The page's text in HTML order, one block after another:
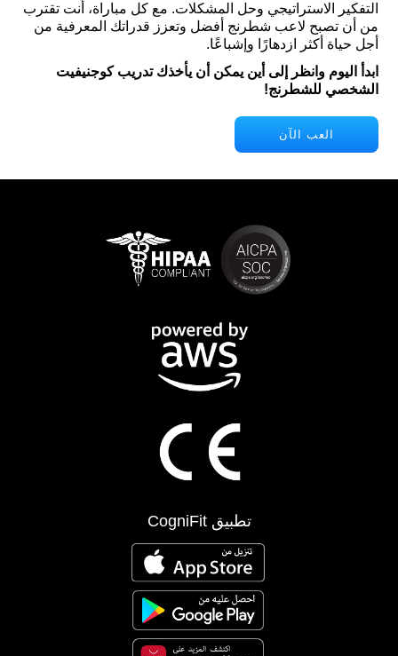
التفكير الاستراتيجي وحل المشكلات. مع كل مباراة، أنت تقترب
من أن تصبح لاعب شطرنج أفضل وتعزز قدراتك المعرفية من
أجل حياة أكثر ازدهارًا وإشباعًا.
ابدأ اليوم وانظر إلى أين يمكن أن يأخذك تدريب كوجنيفيت
الشخصي للشطرنج!
العب الآن
تطبيق CogniFit